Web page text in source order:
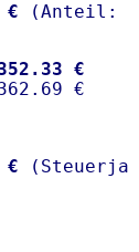
€
€
€